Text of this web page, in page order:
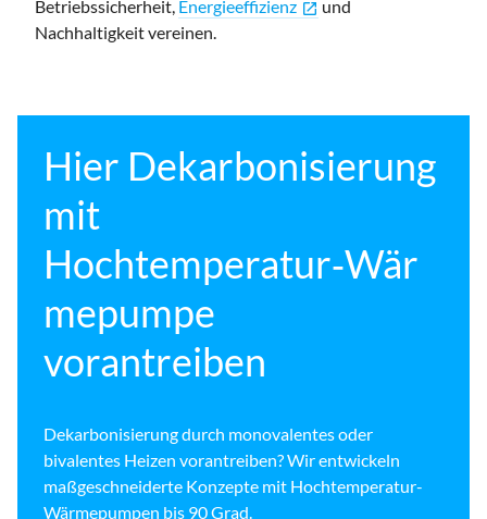
Betriebssicherheit, Energieeffizienz open_in_new und
Nachhaltigkeit vereinen.
Hier Dekarbonisierung
mit
Hochtemperatur‑Wär
mepumpe
vorantreiben
Dekarbonisierung durch monovalentes oder
bivalentes Heizen vorantreiben? Wir entwickeln
maßgeschneiderte Konzepte mit Hochtemperatur-
Wärmepumpen bis 90 Grad.